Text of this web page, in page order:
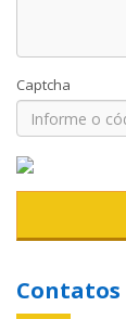
Captcha
Contatos